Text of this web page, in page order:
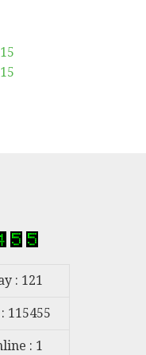
: 121
115455
: 1